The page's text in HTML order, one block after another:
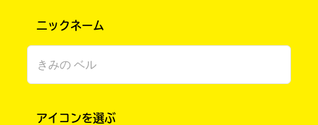
ニックネーム
アイコンを選ぶ